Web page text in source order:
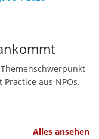
aus NPOs.
Alles ansehen